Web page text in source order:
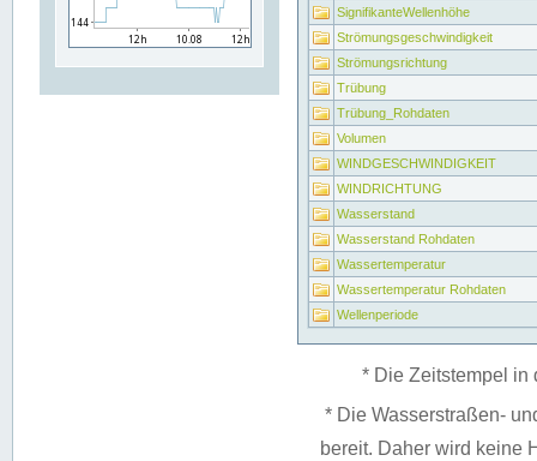
SignifikanteWellenhöhe
Strömungsgeschwindigkeit
Strömungsrichtung
Trübung
Trübung_Rohdaten
Volumen
WINDGESCHWINDIGKEIT
WINDRICHTUNG
Wasserstand
Wasserstand Rohdaten
Wassertemperatur
Wassertemperatur Rohdaten
Wellenperiode
* Die Zeitstempel in
* Die Wasserstraßen-
bereit. Daher wird keine